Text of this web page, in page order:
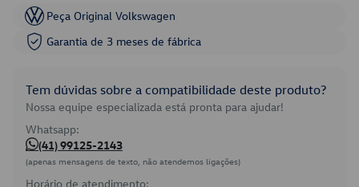
Peça Original Volkswagen
Garantia de 3 meses de fábrica
Tem dúvidas sobre a compatibilidade deste produto?
Nossa equipe especializada está pronta para ajudar!
Whatsapp:
(41) 99125-2143
(apenas mensagens de texto, não atendemos ligações)
Horário de atendimento: